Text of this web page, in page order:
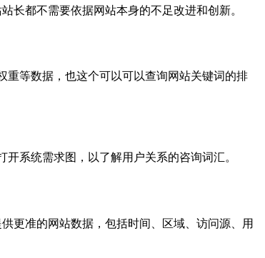
长都不需要依据网站本身的不足改进和创新。
重等数据，也这个可以可以查询网站关键词的排
系统需求图，以了解用户关系的咨询词汇。
更准的网站数据，包括时间、区域、访问源、用